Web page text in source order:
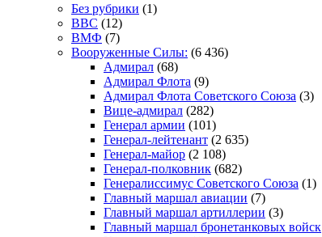
Без рубрики (1)
ВВС (12)
ВМФ (7)
Вооруженные Силы: (6 436)
Адмирал (68)
Адмирал Флота (9)
Адмирал Флота Советского Союза (3)
Вице-адмирал (282)
Генерал армии (101)
Генерал-лейтенант (2 635)
Генерал-майор (2 108)
Генерал-полковник (682)
Генералиссимус Советского Союза (1)
Главный маршал авиации (7)
Главный маршал артиллерии (3)
Главный маршал бронетанковых войск